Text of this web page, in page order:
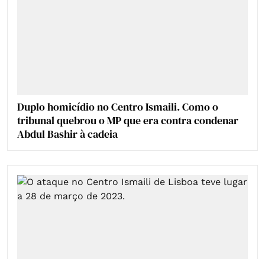
Duplo homicídio no Centro Ismaili. Como o
tribunal quebrou o MP que era contra condenar
Abdul Bashir à cadeia